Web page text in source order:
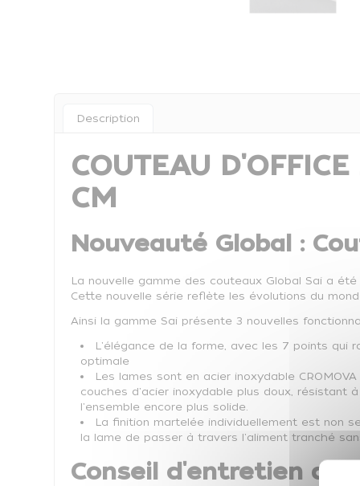
Description
COUTEAU
CM
Nouveauté Global :
La nouvelle gamme des couteaux Global Sai a
Cette nouvelle série reflète les évolutions du
Ainsi la gamme Sai présente 3 nouvelles
L'élégance de la forme, avec les 7 points qui
optimale
Les lames sont en acier inoxydable
couches d'acier inoxydable plus doux, résistant
l'ensemble encore plus solide.
La finition martelée individuellement est non
la lame de passer à travers l'aliment tranché
Conseil d'entretien des